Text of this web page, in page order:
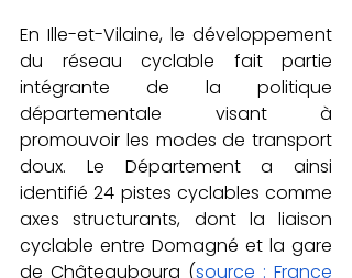
En Ille-et-Vilaine, le développement
du réseau cyclable fait partie
intégrante de la politique
départementale visant à
promouvoir les modes de transport
doux. Le Département a ainsi
identifié 24 pistes cyclables comme
axes structurants, dont la liaison
cyclable entre Domagné et la gare
de Châteaubourg (source : France